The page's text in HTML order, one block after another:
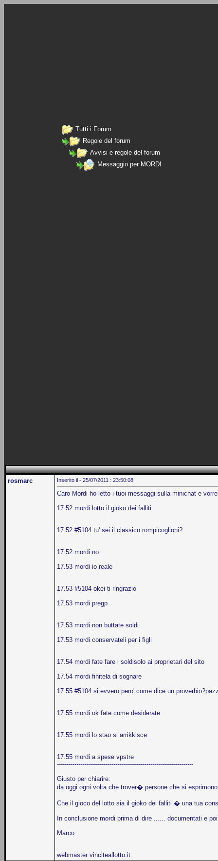
Tutti i Forum
Regole del forum
Avvisi e regole del forum
Messaggio per MORDI
rosmarc Inserito il - 25/07/2011 : 23:50:08
Caro Mordi ho letto i tuoi messaggi sulla minichat e
17.52 mordi lotto il gioko dei falliti
17.52 #5104 tu' sei il classico rompicoglioni?
17.52 mordi no
17.53 mordi io reale
17.53 #5104 okei ti ringrazio
17.53 mordi pregp
17.53 mordi non buttate soldi
17.53 mordi conservateli per i figli
17.54 mordi fate fare i soldisolo ai proprietari del sito
17.54 mordi finitela di sognare
17.55 #5104 si evvero pero' come dice un
17.55 mordi ok fate come desiderate
17.55 mordi lo stao si arrikkisce
17.55 mordi a spese vpstre
----------------------------------------------------------------------
Giusto per chiarire:
da oggi ogni volta che trover� persone che si
Che il gioco del lotto sia il gioko dei falliti � una tua
In conclusione mordi prima di dire ...... documentati e
Marco
webmaster vinciteallotto.it